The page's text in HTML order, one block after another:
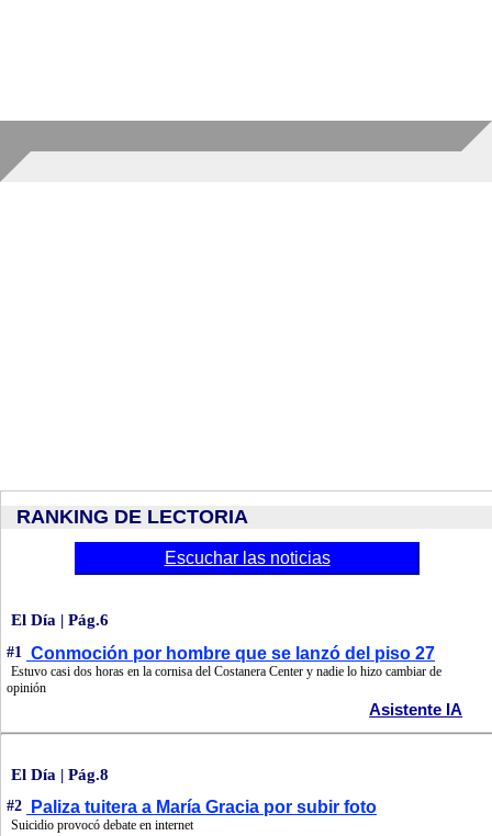
RANKING DE LECTORIA
Escuchar las noticias
El Día | Pág.6
#1 Conmoción por hombre que se lanzó del piso 27
Estuvo casi dos horas en la cornisa del Costanera Center y nadie lo hizo cambiar de
opinión
Asistente IA
El Día | Pág.8
#2 Paliza tuitera a María Gracia por subir foto
Suicidio provocó debate en internet